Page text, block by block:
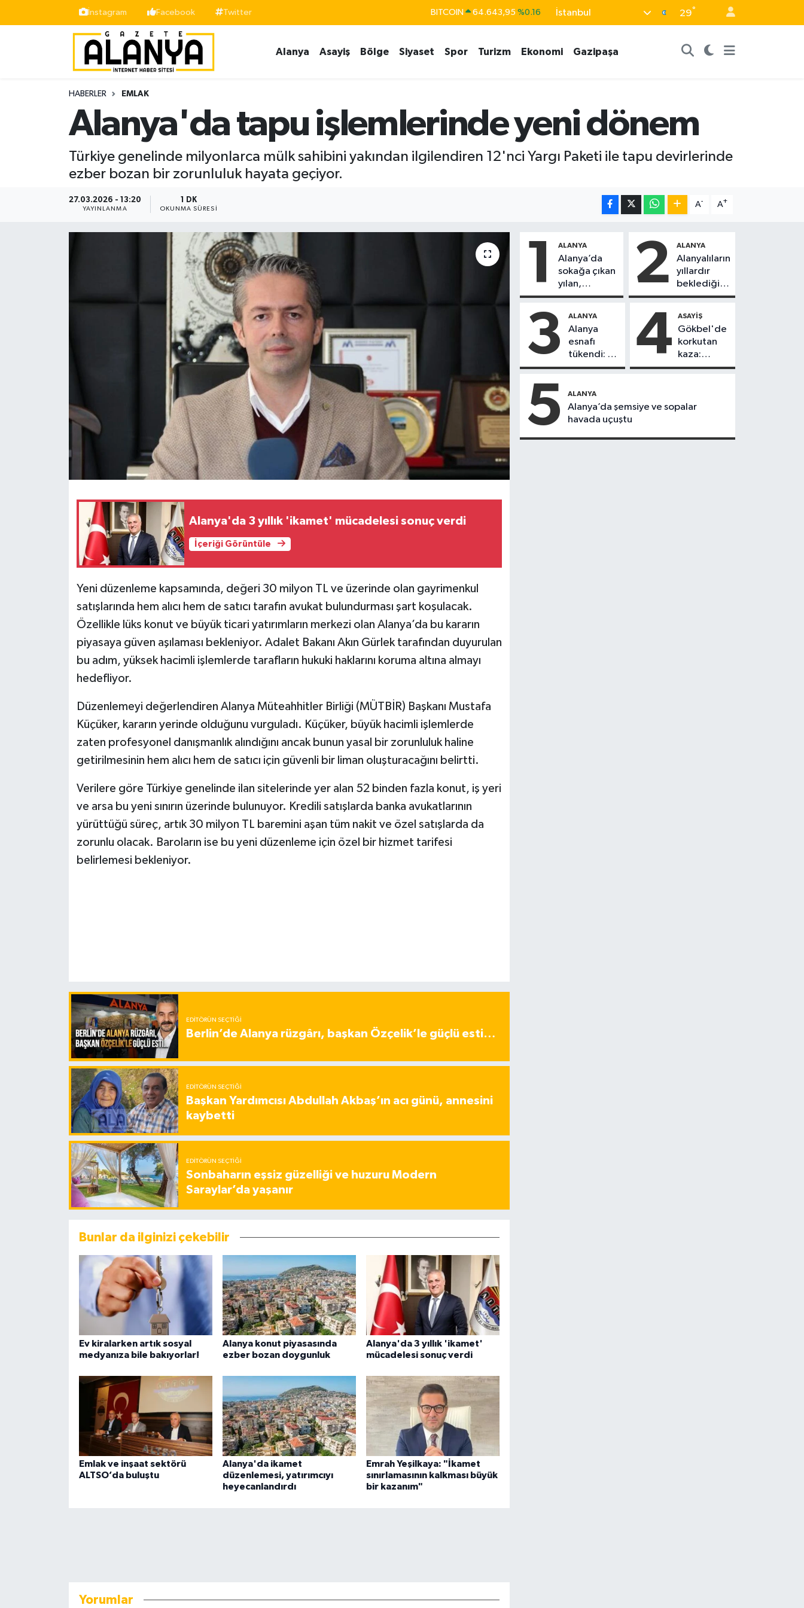
İnstagram Facebook Twitter BITCOIN 64.643,95 %0.16
EURO 55,0250 %0.02
BİST100 13.799 %70
İstanbul 29°
Alanya Asayiş Bölge Siyaset Spor Turizm Ekonomi Gazipaşa
HABERLER EMLAK
Alanya'da tapu işlemlerinde yeni dönem
Türkiye genelinde milyonlarca mülk sahibini yakından ilgilendiren 12'nci Yargı Paketi ile tapu devirlerinde
ezber bozan bir zorunluluk hayata geçiyor.
27.03.2026 - 13:20
YAYINLANMA
1 DK
OKUNMA SÜRESI
A- A+
Alanya'da 3 yıllık 'ikamet' mücadelesi sonuç verdi
İçeriği Görüntüle
Yeni düzenleme kapsamında, değeri 30 milyon TL ve üzerinde olan gayrimenkul
satışlarında hem alıcı hem de satıcı tarafın avukat bulundurması şart koşulacak.
Özellikle lüks konut ve büyük ticari yatırımların merkezi olan Alanya’da bu kararın
piyasaya güven aşılaması bekleniyor. Adalet Bakanı Akın Gürlek tarafından duyurulan
bu adım, yüksek hacimli işlemlerde tarafların hukuki haklarını koruma altına almayı
hedefliyor.
Düzenlemeyi değerlendiren Alanya Müteahhitler Birliği (MÜTBİR) Başkanı Mustafa
Küçüker, kararın yerinde olduğunu vurguladı. Küçüker, büyük hacimli işlemlerde
zaten profesyonel danışmanlık alındığını ancak bunun yasal bir zorunluluk haline
getirilmesinin hem alıcı hem de satıcı için güvenli bir liman oluşturacağını belirtti.
Verilere göre Türkiye genelinde ilan sitelerinde yer alan 52 binden fazla konut, iş yeri
ve arsa bu yeni sınırın üzerinde bulunuyor. Kredili satışlarda banka avukatlarının
yürüttüğü süreç, artık 30 milyon TL baremini aşan tüm nakit ve özel satışlarda da
zorunlu olacak. Baroların ise bu yeni düzenleme için özel bir hizmet tarifesi
belirlemesi bekleniyor.
EDITÖRÜN SEÇTIĞI
Berlin’de Alanya rüzgârı, başkan Özçelik’le güçlü esti…
EDITÖRÜN SEÇTIĞI
Başkan Yardımcısı Abdullah Akbaş’ın acı günü, annesini
kaybetti
EDITÖRÜN SEÇTIĞI
Sonbaharın eşsiz güzelliği ve huzuru Modern
Saraylar’da yaşanır
Bunlar da ilginizi çekebilir
Ev kiralarken artık sosyal
medyanıza bile bakıyorlar!
Alanya konut piyasasında
ezber bozan doygunluk
Alanya'da 3 yıllık 'ikamet'
mücadelesi sonuç verdi
Emlak ve inşaat sektörü
ALTSO’da buluştu
Alanya'da ikamet
düzenlemesi, yatırımcıyı
heyecanlandırdı
Emrah Yeşilkaya: "İkamet
sınırlamasının kalkması büyük
bir kazanım"
Yorumlar
1 ALANYA
Alanya’da
sokağa çıkan
yılan,
vatandaşı
2 ALANYA
Alanyalıların
yıllardır
beklediği
yol askıdan
3 ALANYA
Alanya
esnafı
tükendi: 1
ayda 150
kapandı
4 ASAYIŞ
Gökbel'de
korkutan
kaza:
Başkanın
çarptı
5 ALANYA
Alanya’da şemsiye ve sopalar
havada uçuştu
Siyaset
İstanbul Nöbetçi Eczaneler
İstanbul Hava Durumu
Süper Lig Puan Durumu ve Fikstür
Tüm Manşetler
Son Dakika Haberleri